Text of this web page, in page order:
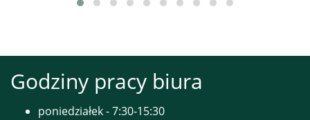
Godziny pracy biura
poniedziałek - 7:30-15:30